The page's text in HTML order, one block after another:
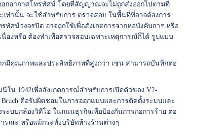
อกอากาศโทรทัศน์ โดยที่สัญญาณจะไม่ถูกส่งออกไปตามที่
ท่านั้น จะใช้สำหรับการ ตรวจสอบ ในพื้นที่ที่อาจต้องการ
ศน์วงจรปิด อาจถูกใช้เพื่อสังเกตการจากหอบังคับการ หรือ
งหรือ ต้องทำเพื่อตรวจสอบเฉพาะเหตุการณ์ก็ได้ รูปแบบ
กมีคุณภาพและประสิทธิภาพที่สูงกว่า เช่น สามารถบันทึกต่อ
ใน 1942เพื่อสังเกตการณ์สำหรับการเปิดตัวของ V2-
Bruch คือรับผิดชอบในการออกแบบและการติดตั้งระบบและ
ะบบกล้องวิดีโอ ในถนนธุรกิจเพื่อป้องกันการก่อการร้าย ต่อ
รณะ หรือแม้กระทั่งบริษัทห้างร้านต่างๆ